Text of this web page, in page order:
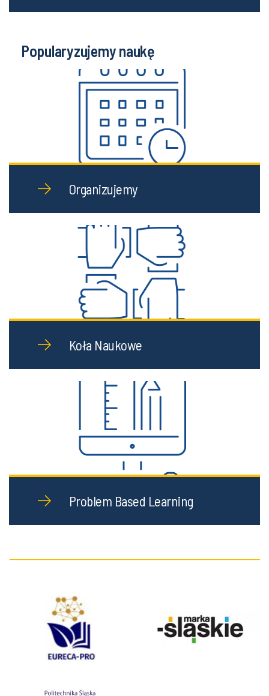
Popularyzujemy naukę
Organizujemy
Koła Naukowe
Problem Based Learning